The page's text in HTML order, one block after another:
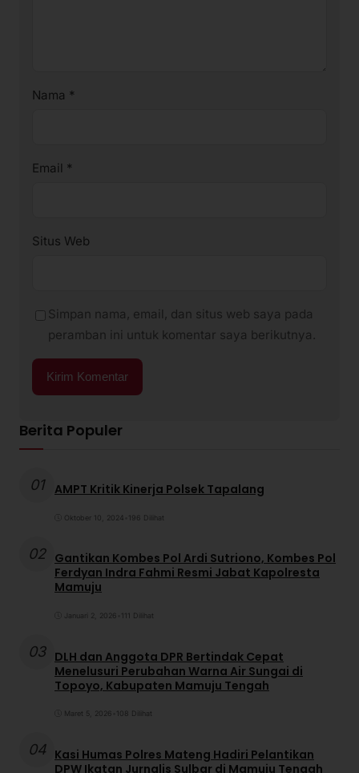
Nama *
Email *
Situs Web
Simpan nama, email, dan situs web saya pada
peramban ini untuk komentar saya berikutnya.
Berita Populer
01 AMPT Kritik Kinerja Polsek Tapalang
Oktober 10, 2024 196 Dilihat
02 Gantikan Kombes Pol Ardi Sutriono, Kombes Pol
Ferdyan Indra Fahmi Resmi Jabat Kapolresta
Mamuju
Januari 2, 2026 111 Dilihat
03 DLH dan Anggota DPR Bertindak Cepat
Menelusuri Perubahan Warna Air Sungai di
Topoyo, Kabupaten Mamuju Tengah
Maret 5, 2026 108 Dilihat
04 Kasi Humas Polres Mateng Hadiri Pelantikan
DPW Ikatan Jurnalis Sulbar di Mamuju Tengah